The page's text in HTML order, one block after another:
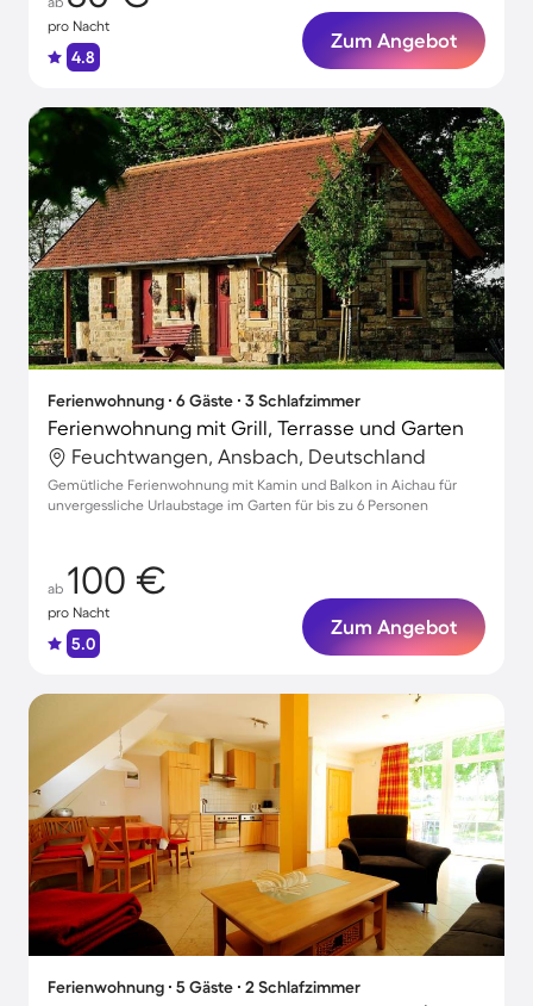
pro Nacht
4.8
Zum Angebot
Ferienwohnung ∙ 6 Gäste ∙ 3 Schlafzimmer
Ferienwohnung mit Grill, Terrasse und Garten
Feuchtwangen, Ansbach, Deutschland
Gemütliche Ferienwohnung mit Kamin und Balkon in Aichau für
unvergessliche Urlaubstage im Garten für bis zu 6 Personen
ab 100 €
pro Nacht
5.0
Zum Angebot
Ferienwohnung ∙ 5 Gäste ∙ 2 Schlafzimmer